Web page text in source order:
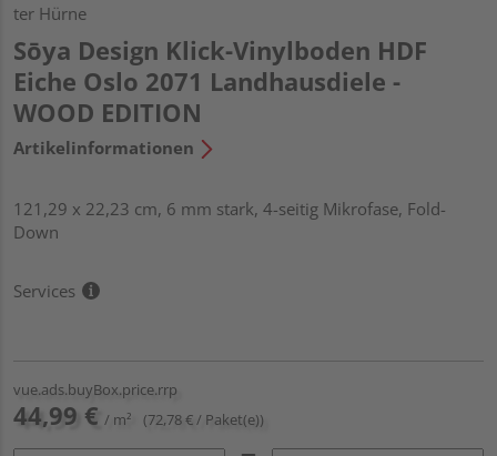
ter Hürne
Sōya Design Klick-Vinylboden HDF
Eiche Oslo 2071 Landhausdiele -
WOOD EDITION
Artikelinformationen
121,29 x 22,23 cm, 6 mm stark, 4-seitig Mikrofase, Fold-
Down
Services
vue.ads.buyBox.price.rrp
44,99 € / m² (72,78 € / Paket(e))